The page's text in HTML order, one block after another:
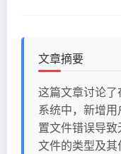
文章摘要
这篇文章讨论
系统中，新增
置文件错误导
文件的类型及